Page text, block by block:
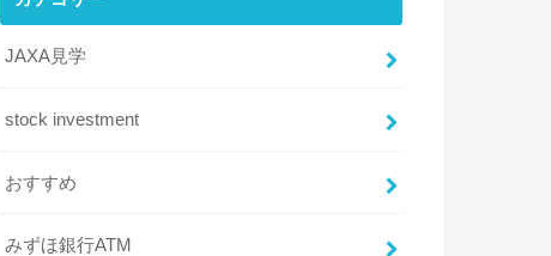
JAXA見学
stock investment
おすすめ
みずほ銀行ATM